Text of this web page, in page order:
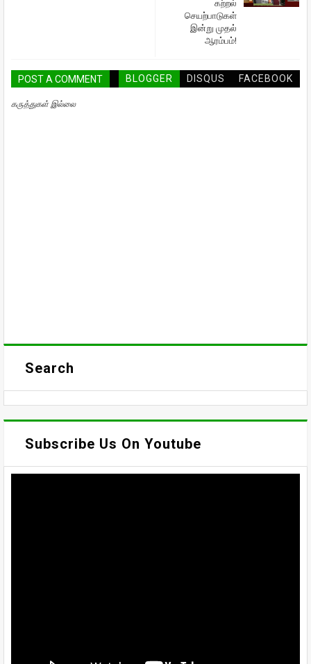
கற்றல்
செயற்பாடுகள்
இன்று முதல்
ஆரம்பம்!
POST A COMMENT BLOGGER DISQUS FACEBOOK
கருத்துகள் இல்லை
Search
Subscribe Us On Youtube